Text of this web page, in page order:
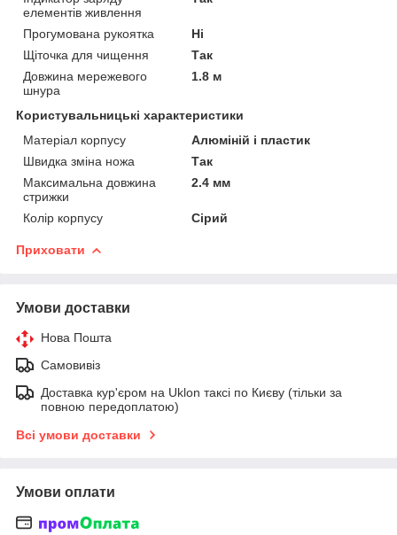
елементів живлення
Прогумована рукоятка
Ні
Щіточка для чищення
Так
Довжина мережевого
шнура
1.8 м
Користувальницькі характеристики
Матеріал корпусу
Алюміній і пластик
Швидка зміна ножа
Так
Максимальна довжина
стрижки
2.4 мм
Колір корпусу Сірий
Приховати
Умови доставки
Нова Пошта
Самовивіз
Доставка кур'єром на Uklon таксі по Києву (тільки за
повною передоплатою)
Всі умови доставки
Умови оплати